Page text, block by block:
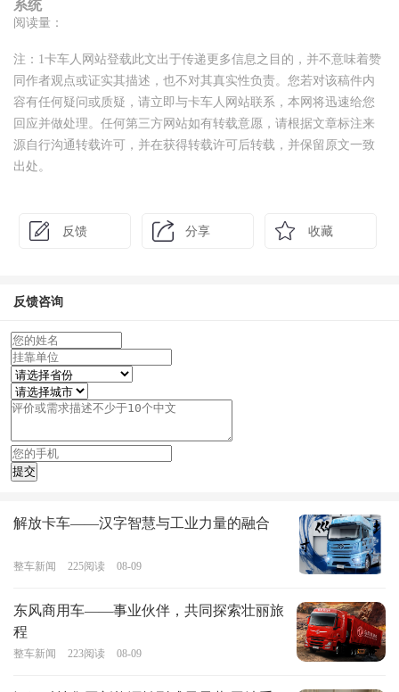
系统
阅读量：
注：1卡车人网站登载此文出于传递更多信息之目的，并不意味着赞
同作者观点或证实其描述，也不对其真实性负责。您若对该稿件内
容有任何疑问或质疑，请立即与卡车人网站联系，本网将迅速给您
回应并做处理。任何第三方网站如有转载意愿，请根据文章标注来
源自行沟通转载许可，并在获得转载许可后转载，并保留原文一致
出处。
反馈 分享 收藏
反馈咨询
解放卡车——汉字智慧与工业力量的融合
整车新闻 225阅读 08-09
东风商用车——事业伙伴，共同探索壮丽旅
程
整车新闻 223阅读 08-09